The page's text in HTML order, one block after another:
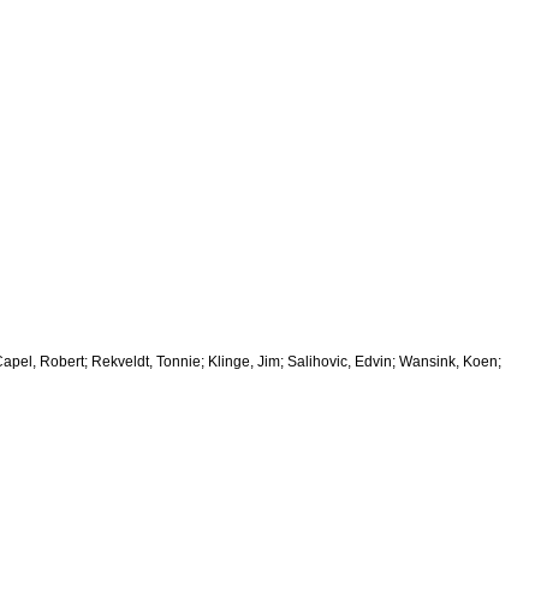
Robert; Rekveldt, Tonnie; Klinge, Jim; Salihovic, Edvin; Wansink, Koen;